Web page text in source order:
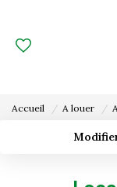
Accueil A louer